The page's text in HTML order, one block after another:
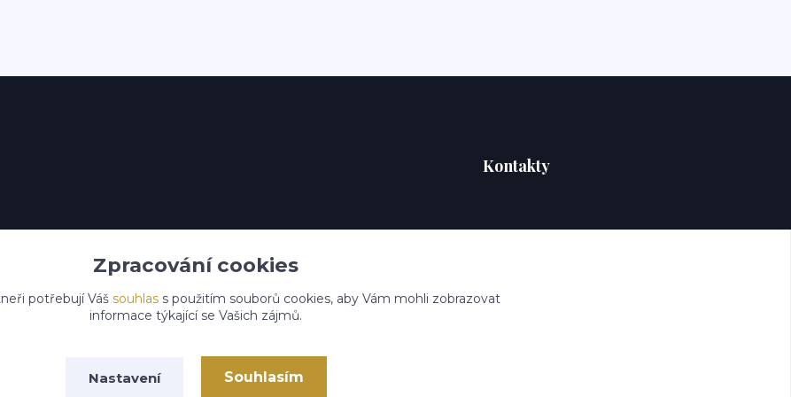
Kontakty
Zpracování cookies
potřebují Váš souhlass použitím souborů cookies, aby Vám mohli zobrazovat
informace týkající se Vašich zájmů.
Nastavení Souhlasím